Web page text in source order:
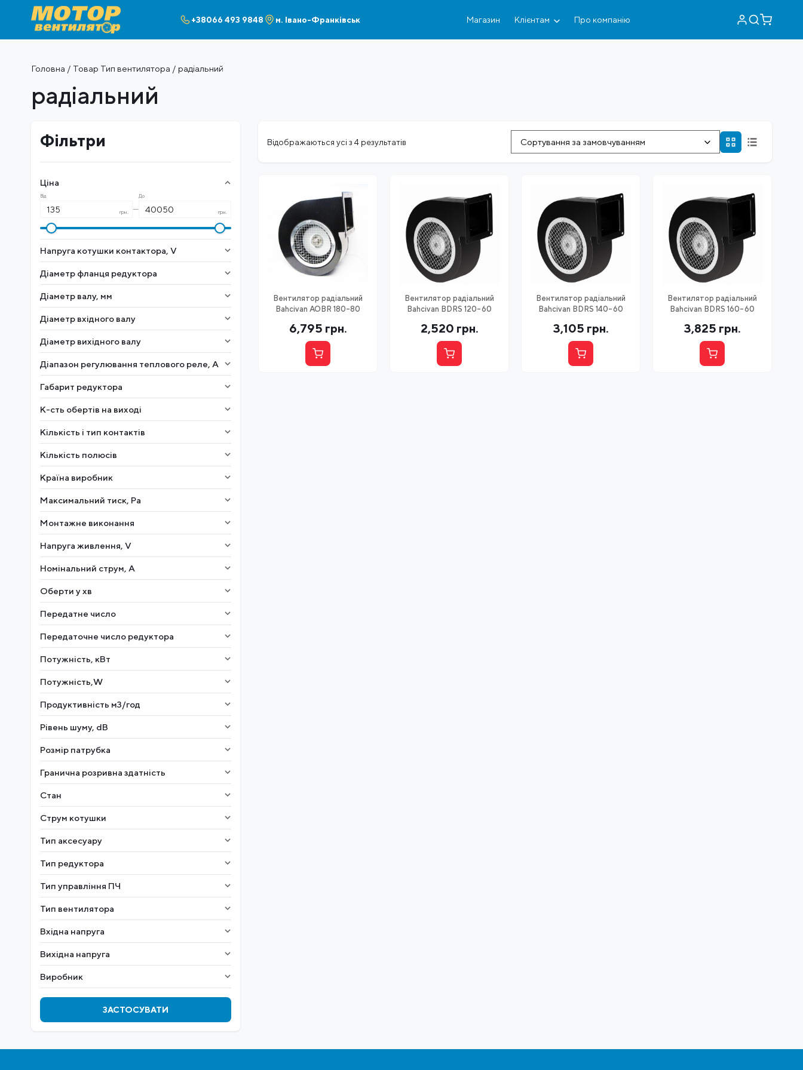
+38066 493 9848 м. Івано-Франківськ Магазин Клієнтам Про компанію
Головна / Товар Тип вентилятора / радіальний
радіальний
Фільтри
Ціна
Від
грн. —
До
грн.
Напруга котушки контактора, V
Діаметр фланця редуктора
Діаметр валу, мм
Діаметр вхідного валу
Діаметр вихідного валу
Діапазон регулювання теплового реле, А
Габарит редуктора
К-сть обертів на виході
Кількість і тип контактів
Кількість полюсів
Країна виробник
Максимальний тиск, Ра
Монтажне виконання
Напруга живлення, V
Номінальний струм, A
Оберти у хв
Передатне число
Передаточне число редуктора
Потужність, кВт
Потужність,W
Продуктивність м3/год
Рівень шуму, dB
Розмір патрубка
Гранична розривна здатність
Стан
Струм котушки
Тип аксесуару
Тип редуктора
Тип управління ПЧ
Тип вентилятора
Вхідна напруга
Вихідна напруга
Виробник
ЗАСТОСУВАТИ
Відображаються усі з 4 результатів Сортування за замовчуванням
Вентилятор радіальний
Bahcivan AOBR 180-80
6,795 грн.
Вентилятор радіальний
Bahcivan BDRS 120-60
2,520 грн.
Вентилятор радіальний
Bahcivan BDRS 140-60
3,105 грн.
Вентилятор радіальний
Bahcivan BDRS 160-60
3,825 грн.